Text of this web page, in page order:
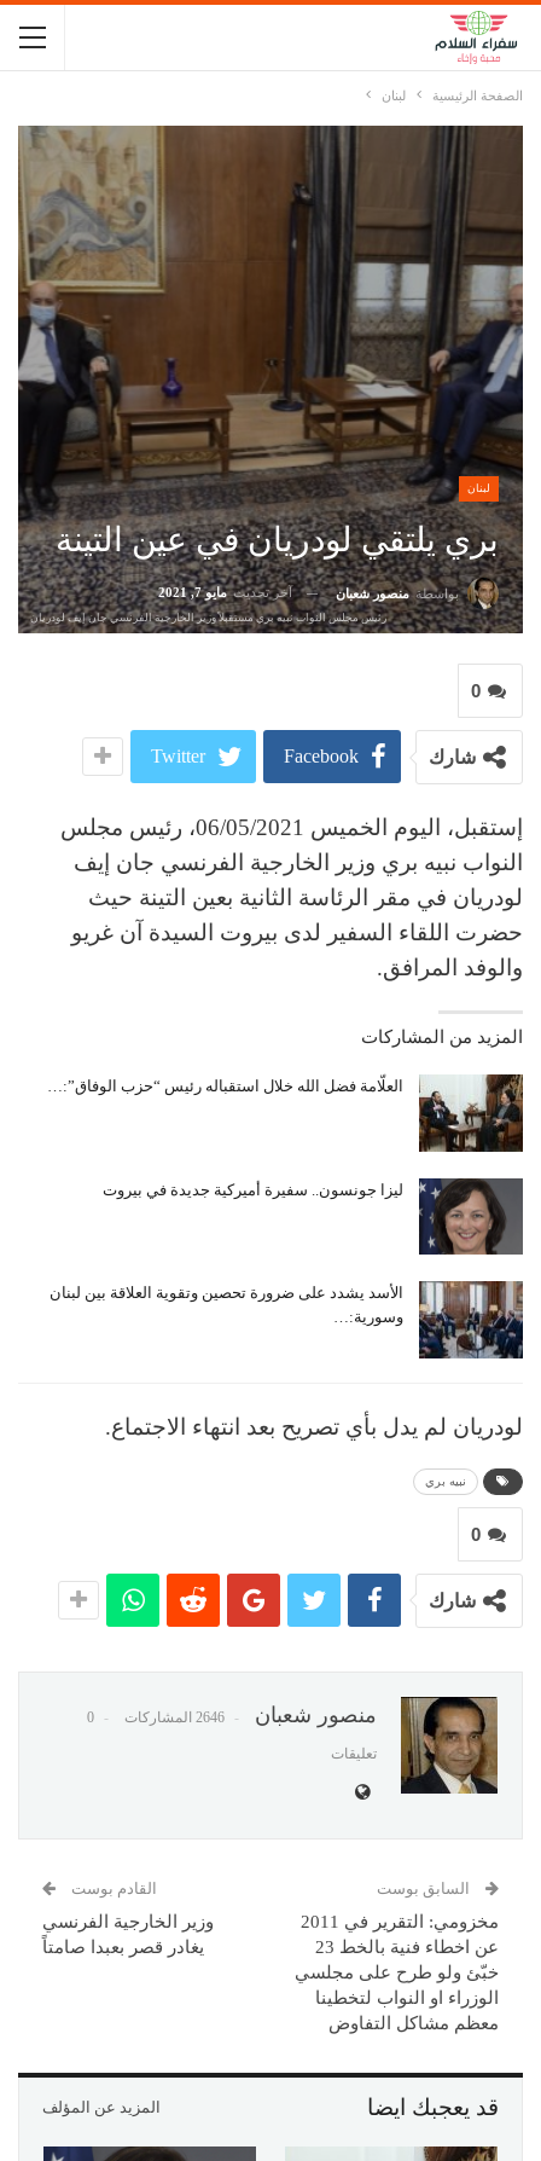
الصفحة الرئيسية لبنان
لبنان
بري يلتقي لودريان في عين التينة
بواسطةمنصور شعبان آخر تحديثمايو 7, 2021
رئيس مجلس النواب نبيه بري مستقبلاً وزير الخارجية الفرنسي جان إيف لودريان
0
شارك Facebook
Twitter
إستقبل، اليوم الخميس 06/05/2021، رئيس مجلس
النواب نبيه بري وزير الخارجية الفرنسي جان إيف
لودريان في مقر الرئاسة الثانية بعين التينة حيث
حضرت اللقاء السفير لدى بيروت السيدة آن غريو
والوفد المرافق.
المزيد من المشاركات
العلّامة فضل الله خلال استقباله رئيس “حزب الوفاق”:…
ليزا جونسون.. سفيرة أميركية جديدة في بيروت
الأسد يشدد على ضرورة تحصين وتقوية العلاقة بين لبنان
وسورية:…
لودريان لم يدل بأي تصريح بعد انتهاء الاجتماع.
نبيه بري
0
شارك
منصور شعبان 2646 المشاركات 0
تعليقات
السابق بوست
مخزومي: التقرير في 2011
عن اخطاء فنية بالخط 23
خبّئ ولو طرح على مجلسي
الوزراء او النواب لتخطينا
معظم مشاكل التفاوض
القادم بوست
وزير الخارجية الفرنسي
يغادر قصر بعبدا صامتاً
قد يعجبك ايضا المزيد عن المؤلف